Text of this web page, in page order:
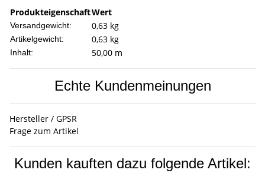
ProdukteigenschaftWert
Versandgewicht: 0,63 kg
Artikelgewicht: 0,63 kg
Inhalt: 50,00 m
Echte Kundenmeinungen
Hersteller / GPSR
Frage zum Artikel
Kunden kauften dazu folgende Artikel: